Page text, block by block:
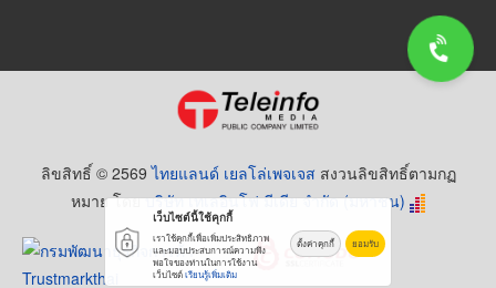
ลิขสิทธิ์ © 2569ไทยแลนด์ เยลโล่เพจเจส สงวนลิขสิทธิ์ตามกฏ
หมาย โดยบริษัท เทเลอินโฟ มีเดีย จำกัด (มหาชน)
เว็บไซต์นี้ใช้คุกกี้
เราใช้คุกกี้เพื่อเพิ่มประสิทธิภาพ
และมอบประสบการณ์ความพึง
พอใจของท่านในการใช้งาน
เว็บไซต์เรียนรู้เพิ่มเติม
ตั้งค่าคุกกี้ ยอมรับ